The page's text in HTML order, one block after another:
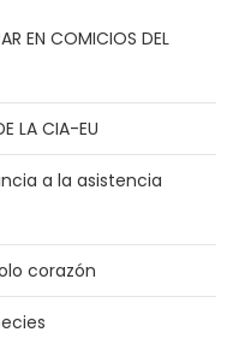
EN COMICIOS DEL
LA CIA-EU
a la asistencia
corazón